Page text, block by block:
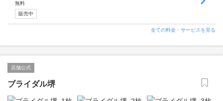
無料
販売中
全ての料金・サービスを見る
店舗公式
ブライダル堺